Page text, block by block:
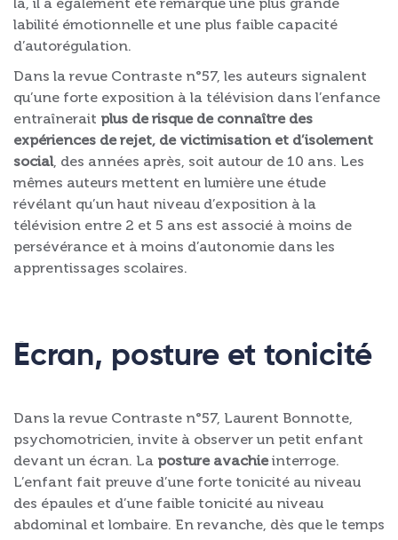
labilité émotionnelle et une plus faible capacité
d’autorégulation.
Dans la revue Contraste n°57, les auteurs signalent
qu’une forte exposition à la télévision dans l’enfance
entraînerait plus de risque de connaître des
expériences de rejet, de victimisation et d’isolement
social, des années après, soit autour de 10 ans. Les
mêmes auteurs mettent en lumière une étude
révélant qu’un haut niveau d’exposition à la
télévision entre 2 et 5 ans est associé à moins de
persévérance et à moins d’autonomie dans les
apprentissages scolaires.
Écran, posture et tonicité
Dans la revue Contraste n°57, Laurent Bonnotte,
psychomotricien, invite à observer un petit enfant
devant un écran. La posture avachieinterroge.
L’enfant fait preuve d’une forte tonicité au niveau
des épaules et d’une faible tonicité au niveau
abdominal et lombaire. En revanche, dès que le temps